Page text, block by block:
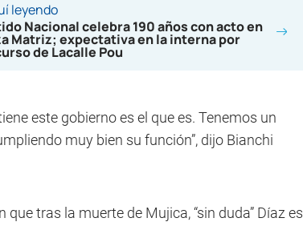
leyendo
Nacional celebra 190 años con acto en
Matriz; expectativa en la interna por
de Lacalle Pou
este gobierno es el que es. Tenemos un
muy bien su función”, dijo Bianchi
tras la muerte de Mujica, “sin duda” Díaz es